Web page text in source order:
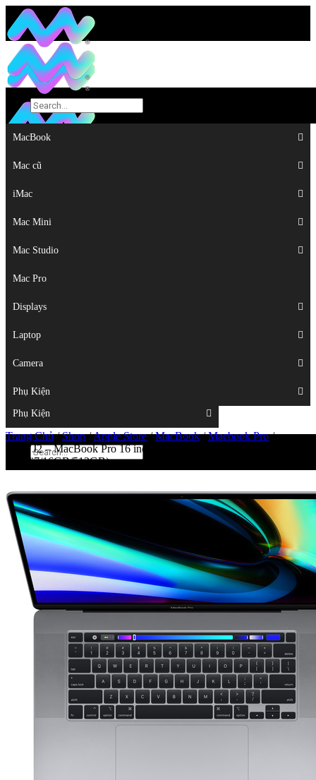
MacBook
Mac cũ
iMac
Mac Mini
Mac Studio
Mac Pro
Displays
Laptop
Camera
Phụ Kiện
MacBook
Mac cũ
iMac
Mac Mini
Mac Studio
Mac Pro
Displays
Laptop
Camera
Phụ Kiện
Top
Trang Chủ/Shop/Apple Store/MacBook/Macbook Pro/
MVVJ2 – MacBook Pro 16 inch 2019 New – (Space
Gray/i7/16GB/512GB)